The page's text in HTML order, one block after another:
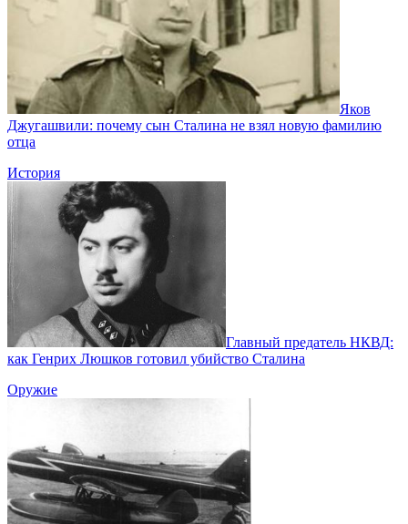
Яков
Джугашвили: почему сын Сталина не взял новую фамилию
отца
История
Главный предатель НКВД:
как Генрих Люшков готовил убийство Сталина
Оружие